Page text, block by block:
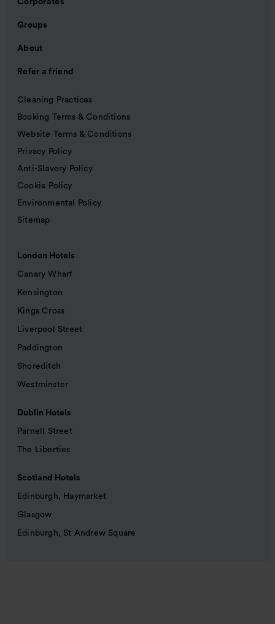
Corporates
Groups
About
Refer a friend
Cleaning Practices
Booking Terms & Conditions
Website Terms & Conditions
Privacy Policy
Anti-Slavery Policy
Cookie Policy
Environmental Policy
Sitemap
London Hotels
Canary Wharf
Kensington
Kings Cross
Liverpool Street
Paddington
Shoreditch
Westminster
Dublin Hotels
Parnell Street
The Liberties
Scotland Hotels
Edinburgh, Haymarket
Glasgow
Edinburgh, St Andrew Square